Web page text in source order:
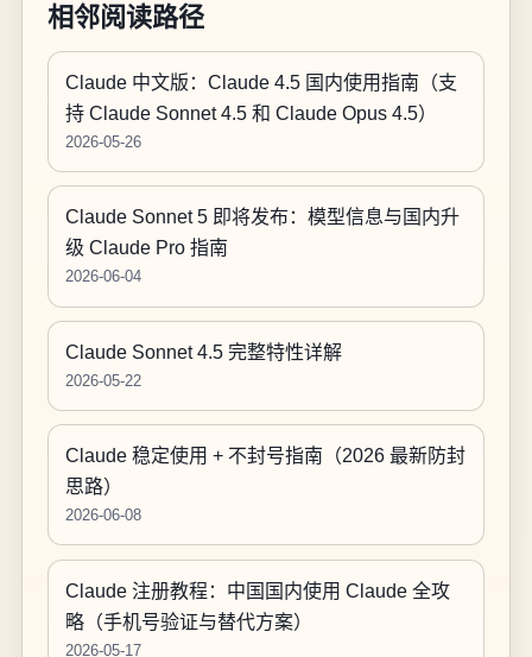
相邻阅读路径
Claude 中文版：Claude 4.5 国内使用指南（支
持 Claude Sonnet 4.5 和 Claude Opus 4.5）
2026-05-26
Claude Sonnet 5 即将发布：模型信息与国内升
级 Claude Pro 指南
2026-06-04
Claude Sonnet 4.5 完整特性详解
2026-05-22
Claude 稳定使用 + 不封号指南（2026 最新防封
思路）
2026-06-08
Claude 注册教程：中国国内使用 Claude 全攻
略（手机号验证与替代方案）
2026-05-17